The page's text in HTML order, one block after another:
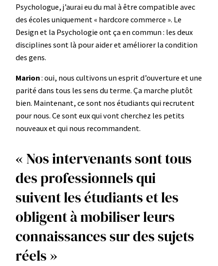
Psychologue, j’aurai eu du mal à être compatible avec
des écoles uniquement « hardcore commerce ». Le
Design et la Psychologie ont ça en commun : les deux
disciplines sont là pour aider et améliorer la condition
des gens.
Marion: oui, nous cultivons un esprit d’ouverture et une
parité dans tous les sens du terme. Ça marche plutôt
bien. Maintenant, ce sont nos étudiants qui recrutent
pour nous. Ce sont eux qui vont cherchez les petits
nouveaux et qui nous recommandent.
« Nos intervenants sont tous
des professionnels qui
suivent les étudiants et les
obligent à mobiliser leurs
connaissances sur des sujets
réels »